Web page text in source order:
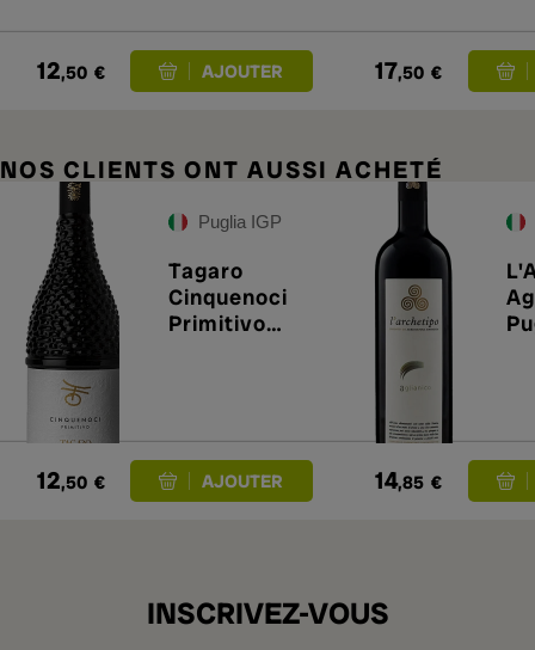
12,50 € 17,50 €
NOS CLIENTS ONT AUSSI ACHETÉ
Puglia IGP
Tagaro
Cinquenoci
Primitivo
12,50 € 14,85 €
INSCRIVEZ-VOUS